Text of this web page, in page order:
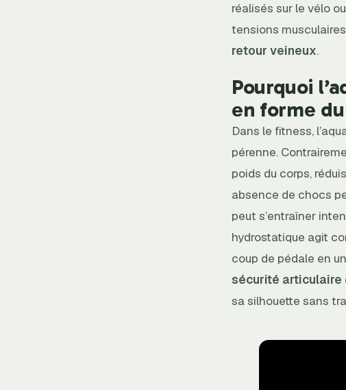
réalisés sur le vélo
tensions
retour veineux.
Pourquoi
en forme
Dans le fitness,
pérenne.
poids du corps,
absence de chocs
peut s’entraîner
hydrostatique agit
coup de pédale en
sécurité articulaire
sa silhouette sans